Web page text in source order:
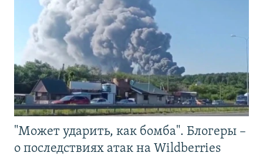
"Может ударить, как бомба". Блогеры –
о последствиях атак на Wildberries